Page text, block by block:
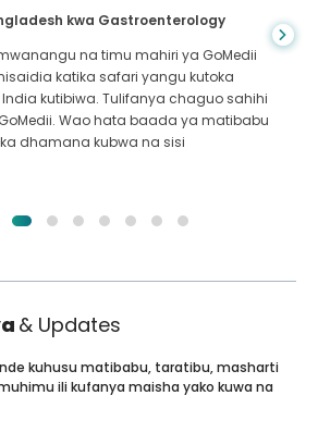
kwa Gastroenterology
na timu mahiri ya GoMedii
katika safari yangu kutoka
kutibiwa. Tulifanya chaguo sahihi
Wao hata baada ya matibabu
dhamana kubwa na sisi
& Updates
kuhusu matibabu, taratibu, masharti
ili kufanya maisha yako kuwa na